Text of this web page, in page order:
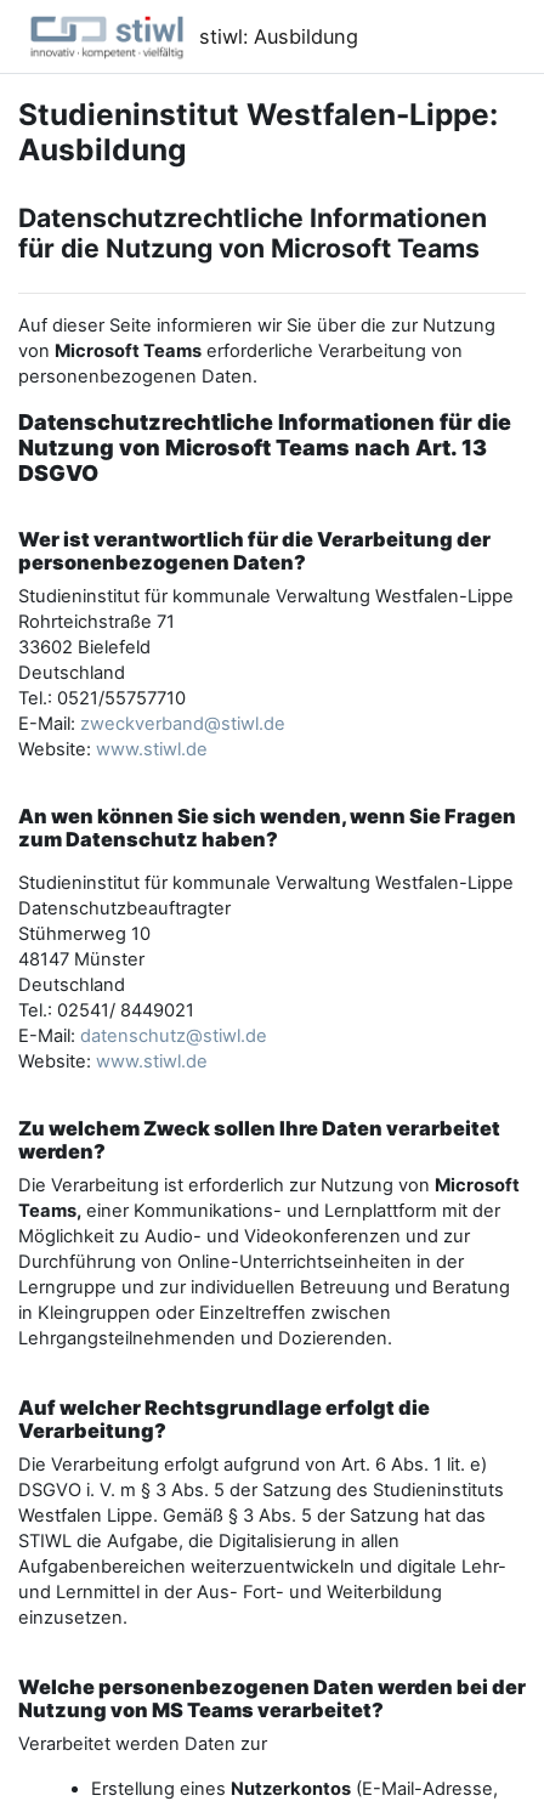
Zum Hauptinhalt
stiwl: Ausbildung
Studieninstitut Westfalen-Lippe:
Ausbildung
Datenschutzrechtliche Informationen
für die Nutzung von Microsoft Teams
Auf dieser Seite informieren wir Sie über die zur Nutzung
von Microsoft Teams erforderliche Verarbeitung von
personenbezogenen Daten.
Datenschutzrechtliche Informationen für die
Nutzung von Microsoft Teams nach Art. 13
DSGVO
Wer ist verantwortlich für die Verarbeitung der
personenbezogenen Daten?
Studieninstitut für kommunale Verwaltung Westfalen-Lippe
Rohrteichstraße 71
33602 Bielefeld
Deutschland
Tel.: 0521/55757710
E-Mail: zweckverband@stiwl.de
Website: www.stiwl.de
An wen können Sie sich wenden, wenn Sie Fragen
zum Datenschutz haben?
Studieninstitut für kommunale Verwaltung Westfalen-Lippe
Datenschutzbeauftragter
Stühmerweg 10
48147 Münster
Deutschland
Tel.: 02541/ 8449021
E-Mail: datenschutz@stiwl.de
Website: www.stiwl.de
Zu welchem Zweck sollen Ihre Daten verarbeitet
werden?
Die Verarbeitung ist erforderlich zur Nutzung von Microsoft
Teams, einer Kommunikations- und Lernplattform mit der
Möglichkeit zu Audio- und Videokonferenzen und zur
Durchführung von Online-Unterrichtseinheiten in der
Lerngruppe und zur individuellen Betreuung und Beratung
in Kleingruppen oder Einzeltreffen zwischen
Lehrgangsteilnehmenden und Dozierenden.
Auf welcher Rechtsgrundlage erfolgt die
Verarbeitung?
Die Verarbeitung erfolgt aufgrund von Art. 6 Abs. 1 lit. e)
DSGVO i. V. m § 3 Abs. 5 der Satzung des Studieninstituts
Westfalen Lippe. Gemäß § 3 Abs. 5 der Satzung hat das
STIWL die Aufgabe, die Digitalisierung in allen
Aufgabenbereichen weiterzuentwickeln und digitale Lehr-
und Lernmittel in der Aus- Fort- und Weiterbildung
einzusetzen.
Welche personenbezogenen Daten werden bei der
Nutzung von MS Teams verarbeitet?
Verarbeitet werden Daten zur
Erstellung eines Nutzerkontos (E-Mail-Adresse,